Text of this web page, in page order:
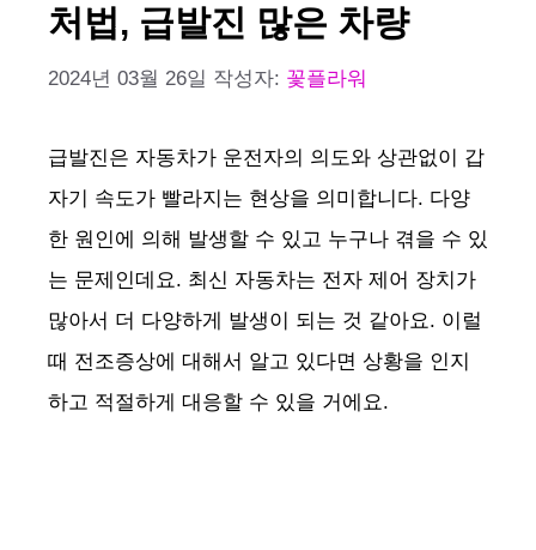
처법, 급발진 많은 차량
2024년 03월 26일 작성자: 꽃플라워
급발진은 자동차가 운전자의 의도와 상관없이 갑
자기 속도가 빨라지는 현상을 의미합니다. 다양
한 원인에 의해 발생할 수 있고 누구나 겪을 수 있
는 문제인데요. 최신 자동차는 전자 제어 장치가
많아서 더 다양하게 발생이 되는 것 같아요. 이럴
때 전조증상에 대해서 알고 있다면 상황을 인지
하고 적절하게 대응할 수 있을 거에요.